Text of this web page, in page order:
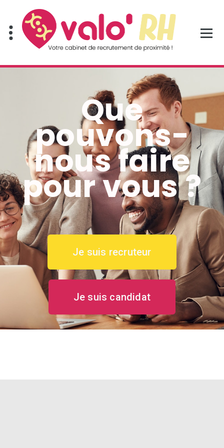
Que
pouvons-
nous faire
pour vous ?
Je suis recruteur
Je suis candidat